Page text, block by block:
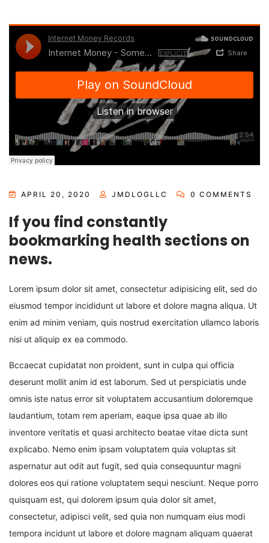
APRIL 20, 2020 JMDLOGLLC 0 COMMENTS
If you find constantly
bookmarking health sections on
news.
Lorem ipsum dolor sit amet, consectetur adipisicing elit, sed do
eiusmod tempor incididunt ut labore et dolore magna aliqua. Ut
enim ad minim veniam, quis nostrud exercitation ullamco laboris
nisi ut aliquip ex ea commodo.
Bccaecat cupidatat non proident, sunt in culpa qui officia
deserunt mollit anim id est laborum. Sed ut perspiciatis unde
omnis iste natus error sit voluptatem accusantium doloremque
laudantium, totam rem aperiam, eaque ipsa quae ab illo
inventore veritatis et quasi architecto beatae vitae dicta sunt
explicabo. Nemo enim ipsam voluptatem quia voluptas sit
aspernatur aut odit aut fugit, sed quia consequuntur magni
dolores eos qui ratione voluptatem sequi nesciunt. Neque porro
quisquam est, qui dolorem ipsum quia dolor sit amet,
consectetur, adipisci velit, sed quia non numquam eius modi
tempora incidunt ut labore et dolore magnam aliquam quaerat